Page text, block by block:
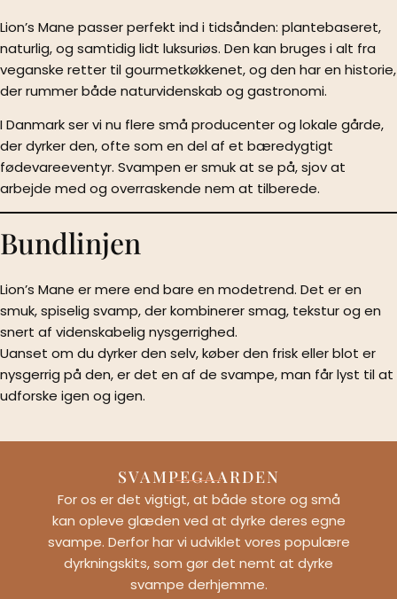
Lion’s Mane passer perfekt ind i tidsånden: plantebaseret,
naturlig, og samtidig lidt luksuriøs. Den kan bruges i alt fra
veganske retter til gourmetkøkkenet, og den har en historie,
der rummer både naturvidenskab og gastronomi.
I Danmark ser vi nu flere små producenter og lokale gårde,
der dyrker den, ofte som en del af et bæredygtigt
fødevareeventyr. Svampen er smuk at se på, sjov at
arbejde med og overraskende nem at tilberede.
Bundlinjen
Lion’s Mane er mere end bare en modetrend. Det er en
smuk, spiselig svamp, der kombinerer smag, tekstur og en
snert af videnskabelig nysgerrighed.
Uanset om du dyrker den selv, køber den frisk eller blot er
nysgerrig på den, er det en af de svampe, man får lyst til at
udforske igen og igen.
SVAMPEGAARDEN
For os er det vigtigt, at både store og små
kan opleve glæden ved at dyrke deres egne
svampe. Derfor har vi udviklet vores populære
dyrkningskits, som gør det nemt at dyrke
svampe derhjemme.